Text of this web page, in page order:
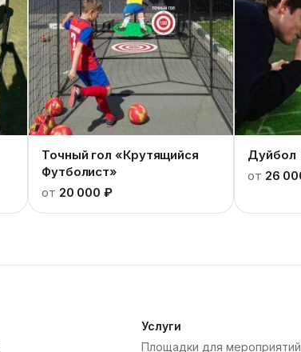
Точный гол «Крутящийся
Футболист»
от 20 000 ₽
Дуйбол
от 26
Услуги
Площадки для мероприятий